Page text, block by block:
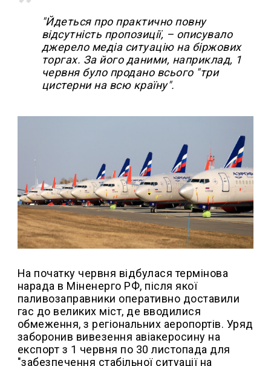
"Йдеться про практично повну
відсутність пропозиції, – описувало
джерело медіа ситуацію на біржових
торгах. За його даними, наприклад, 1
червня було продано всього "три
цистерни на всю країну".
На початку червня відбулася термінова
нарада в Міненерго РФ, після якої
паливозаправники оперативно доставили
гас до великих міст, де вводилися
обмеження, з регіональних аеропортів. Уряд
заборонив вивезення авіакеросину на
експорт з 1 червня по 30 листопада для
"забезпечення стабільної ситуації на